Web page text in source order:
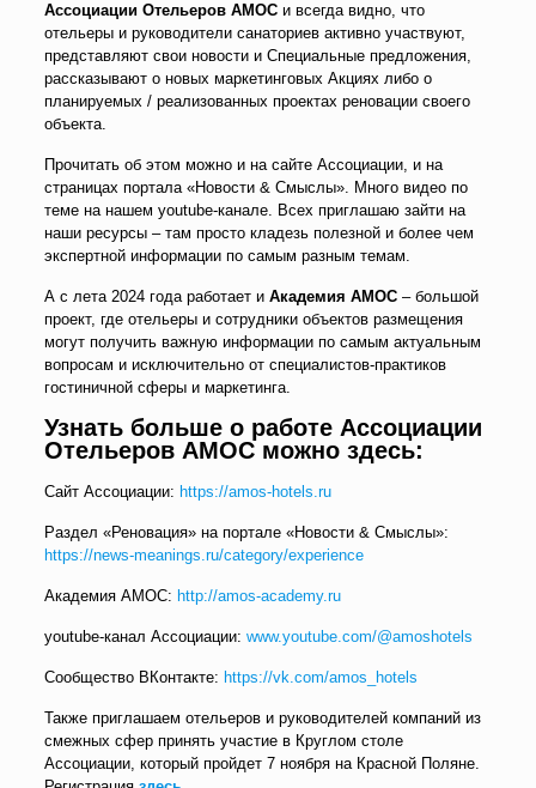
Ассоциации Отельеров АМОСи всегда видно, что
отельеры и руководители санаториев активно участвуют,
представляют свои новости и Специальные предложения,
рассказывают о новых маркетинговых Акциях либо о
планируемых / реализованных проектах реновации своего
объекта.
Прочитать об этом можно и на сайте Ассоциации, и на
страницах портала «Новости & Смыслы». Много видео по
теме на нашем youtube-канале. Всех приглашаю зайти на
наши ресурсы – там просто кладезь полезной и более чем
экспертной информации по самым разным темам.
А с лета 2024 года работает и Академия АМОС– большой
проект, где отельеры и сотрудники объектов размещения
могут получить важную информации по самым актуальным
вопросам и исключительно от специалистов-практиков
гостиничной сферы и маркетинга.
Узнать больше о работе Ассоциации
Отельеров АМОС можно здесь:
Сайт Ассоциации: https://amos-hotels.ru
Раздел «Реновация» на портале «Новости & Смыслы»:
https://news-meanings.ru/category/experience
Академия АМОС: http://amos-academy.ru
youtube-канал Ассоциации: www.youtube.com/@amoshotels
Сообщество ВКонтакте: https://vk.com/amos_hotels
Также приглашаем отельеров и руководителей компаний из
смежных сфер принять участие в Круглом столе
Ассоциации, который пройдет 7 ноября на Красной Поляне.